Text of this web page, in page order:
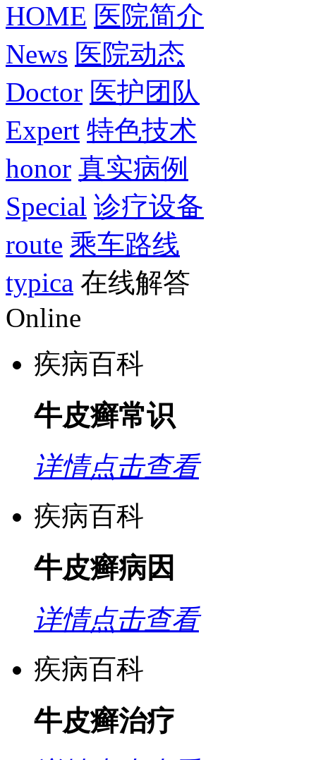
HOME 医院简介
News 医院动态
Doctor 医护团队
Expert 特色技术
honor 真实病例
Special 诊疗设备
route 乘车路线
typica 在线解答
Online
疾病百科
牛皮癣常识
详情点击查看
疾病百科
牛皮癣病因
详情点击查看
疾病百科
牛皮癣治疗